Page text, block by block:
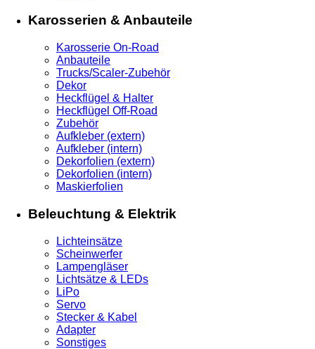
Karosserien & Anbauteile
Karosserie On-Road
Anbauteile
Trucks/Scaler-Zubehör
Dekor
Heckflügel & Halter
Heckflügel Off-Road
Zubehör
Aufkleber (extern)
Aufkleber (intern)
Dekorfolien (extern)
Dekorfolien (intern)
Maskierfolien
Beleuchtung & Elektrik
Lichteinsätze
Scheinwerfer
Lampengläser
Lichtsätze & LEDs
LiPo
Servo
Stecker & Kabel
Adapter
Sonstiges